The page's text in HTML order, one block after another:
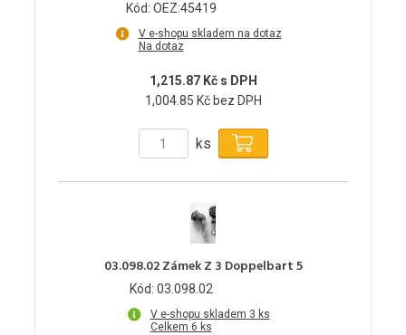
Kód: OEZ:45419
V e-shopu skladem na dotaz
Na dotaz
1,215.87 Kč s DPH
1,004.85 Kč bez DPH
ks
03.098.02 Zámek Z 3 Doppelbart 5
Kód: 03.098.02
V e-shopu skladem 3 ks
Celkem 6 ks